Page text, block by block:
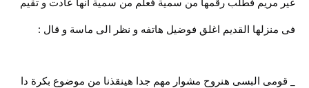
فى منزلها القديم اغلق فوضيل هاتفه و نظر الى ماسة و قال :
_ قومى البسى هنروح مشوار مهم جدا هينقذنا من موضوع بكرة دا